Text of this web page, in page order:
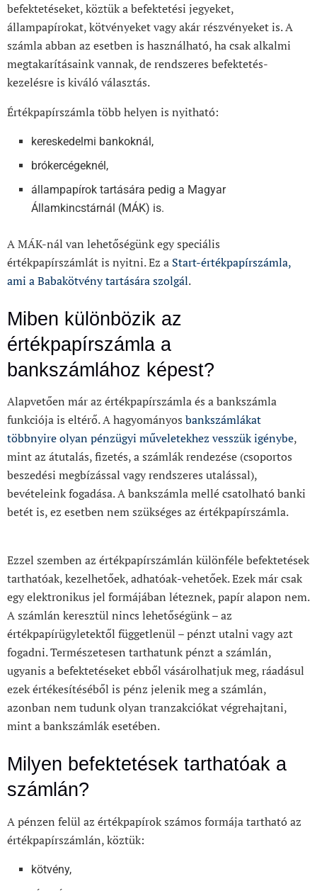
befektetéseket, köztük a befektetési jegyeket,
állampapírokat, kötvényeket vagy akár részvényeket is. A
számla abban az esetben is használható, ha csak alkalmi
megtakarításaink vannak, de rendszeres befektetés-
kezelésre is kiváló választás.
Értékpapírszámla több helyen is nyitható:
kereskedelmi bankoknál,
brókercégeknél,
állampapírok tartására pedig a Magyar
Államkincstárnál (MÁK) is.
A MÁK-nál van lehetőségünk egy speciális
értékpapírszámlát is nyitni. Ez a Start-értékpapírszámla,
ami a Babakötvény tartására szolgál.
Miben különbözik az
értékpapírszámla a
bankszámlához képest?
Alapvetően már az értékpapírszámla és a bankszámla
funkciója is eltérő. A hagyományos bankszámlákat
többnyire olyan pénzügyi műveletekhez vesszük igénybe,
mint az átutalás, fizetés, a számlák rendezése (csoportos
beszedési megbízással vagy rendszeres utalással),
bevételeink fogadása. A bankszámla mellé csatolható banki
betét is, ez esetben nem szükséges az értékpapírszámla.
Ezzel szemben az értékpapírszámlán különféle befektetések
tarthatóak, kezelhetőek, adhatóak-vehetőek. Ezek már csak
egy elektronikus jel formájában léteznek, papír alapon nem.
A számlán keresztül nincs lehetőségünk – az
értékpapírügyletektől függetlenül – pénzt utalni vagy azt
fogadni. Természetesen tarthatunk pénzt a számlán,
ugyanis a befektetéseket ebből vásárolhatjuk meg, ráadásul
ezek értékesítéséből is pénz jelenik meg a számlán,
azonban nem tudunk olyan tranzakciókat végrehajtani,
mint a bankszámlák esetében.
Milyen befektetések tarthatóak a
számlán?
A pénzen felül az értékpapírok számos formája tartható az
értékpapírszámlán, köztük:
kötvény,